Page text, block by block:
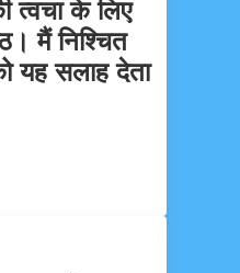
त्वचा के लिए
मैं निश्चित
यह सलाह देता